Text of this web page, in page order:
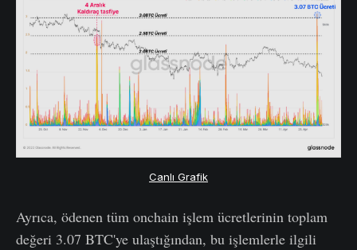
Canlı Grafik
Ayrıca, ödenen tüm onchain işlem ücretlerinin toplam
değeri 3.07 BTC'ye ulaştığından, bu işlemlerle ilgili